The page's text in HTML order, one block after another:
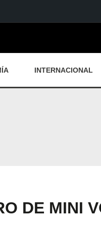
INTERNACIONAL
DE MINI